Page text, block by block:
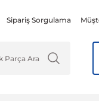
Sipariş Sorgulama